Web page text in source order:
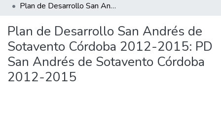
Plan de Desarrollo San Andrés de Sotavento Córdoba 2012-2015: PD San Andrés de Sotavento Córdoba 2012-2015
Plan de Desarrollo San Andrés de
Sotavento Córdoba 2012-2015: PD
San Andrés de Sotavento Córdoba
2012-2015